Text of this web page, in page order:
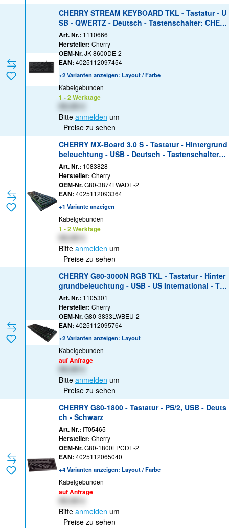
CHERRY STREAM KEYBOARD TKL - Tastatur - U
SB - QWERTZ - Deutsch - Tastenschalter: CHER
RY SX - Schwarz
Art. Nr.: 1110666
Hersteller: Cherry
OEM-Nr.JK-8600DE-2
EAN: 4025112097454
+2 Varianten anzeigen: Layout / Farbe
Kabelgebunden
1 - 2 Werktage
Bitte anmelden um
Preise zu sehen
CHERRY MX-Board 3.0 S - Tastatur - Hintergrund
beleuchtung - USB - Deutsch - Tastenschalter:
CHERRY MX Silent Red - Schwarz
Art. Nr.: 1083828
Hersteller: Cherry
OEM-Nr.G80-3874LWADE-2
EAN: 4025112093364
+1 Variante anzeigen
Kabelgebunden
1 - 2 Werktage
XX,XX €
Bitte anmelden um
Preise zu sehen
CHERRY G80-3000N RGB TKL - Tastatur - Hinter
grundbeleuchtung - USB - US International - Tas
tenschalter: CHERRY MX Silent Red - Schwarz
Art. Nr.: 1105301
Hersteller: Cherry
OEM-Nr.G80-3833LWBEU-2
EAN: 4025112095764
+2 Varianten anzeigen: Layout
Kabelgebunden
auf Anfrage
Bitte anmelden um
Preise zu sehen
CHERRY G80-1800 - Tastatur - PS/2, USB - Deuts
ch - Schwarz
Art. Nr.: IT05465
Hersteller: Cherry
OEM-Nr.G80-1800LPCDE-2
EAN: 4025112065040
+4 Varianten anzeigen: Layout / Farbe
Kabelgebunden
auf Anfrage
XX,XX €
Bitte anmelden um
Preise zu sehen